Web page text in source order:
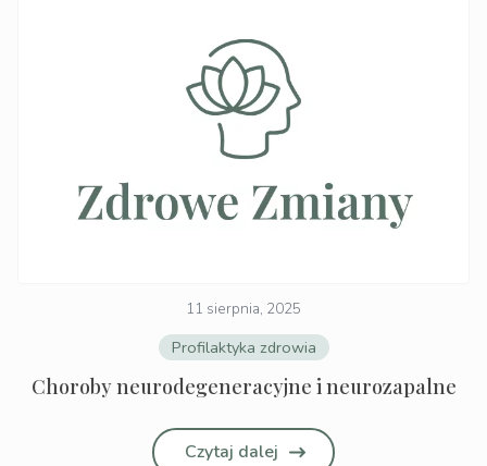
11 sierpnia, 2025
Profilaktyka zdrowia
Choroby neurodegeneracyjne i neurozapalne
Czytaj dalej